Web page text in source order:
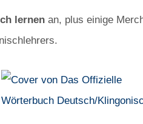
lernen an, plus einige